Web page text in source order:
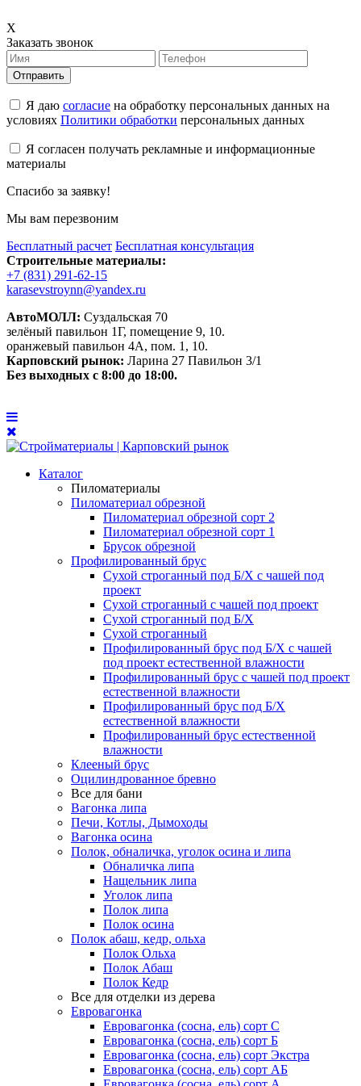
X
Заказать звонок
Отправить
Я даю согласие на обработку персональных данных на
условиях Политики обработки персональных данных
Я согласен получать рекламные и информационные
материалы
Спасибо за заявку!
Мы вам перезвоним
Бесплатный расчет Бесплатная консультация
Строительные материалы:
+7 (831) 291-62-15
karasevstroynn@yandex.ru
АвтоМОЛЛ: Суздальская 70
зелёный павильон 1Г, помещение 9, 10.
оранжевый павильон 4А, пом. 1, 10.
Карповский рынок: Ларина 27 Павильон 3/1
Без выходных с 8:00 до 18:00.
Каталог
Пиломатериалы
Пиломатериал обрезной
Пиломатериал обрезной сорт 2
Пиломатериал обрезной сорт 1
Брусок обрезной
Профилированный брус
Сухой строганный под Б/Х с чашей под
проект
Сухой строганный с чашей под проект
Сухой строганный под Б/Х
Сухой строганный
Профилированный брус под Б/Х с чашей
под проект естественной влажности
Профилированный брус с чашей под проект
естественной влажности
Профилированный брус под Б/Х
естественной влажности
Профилированный брус естественной
влажности
Клееный брус
Оцилиндрованное бревно
Все для бани
Вагонка липа
Печи, Котлы, Дымоходы
Вагонка осина
Полок, обналичка, уголок осина и липа
Обналичка липа
Нащельник липа
Уголок липа
Полок липа
Полок осина
Полок абаш, кедр, ольха
Полок Ольха
Полок Абаш
Полок Кедр
Все для отделки из дерева
Евровагонка
Евровагонка (сосна, ель) сорт С
Евровагонка (сосна, ель) сорт Б
Евровагонка (сосна, ель) сорт Экстра
Евровагонка (сосна, ель) сорт АБ